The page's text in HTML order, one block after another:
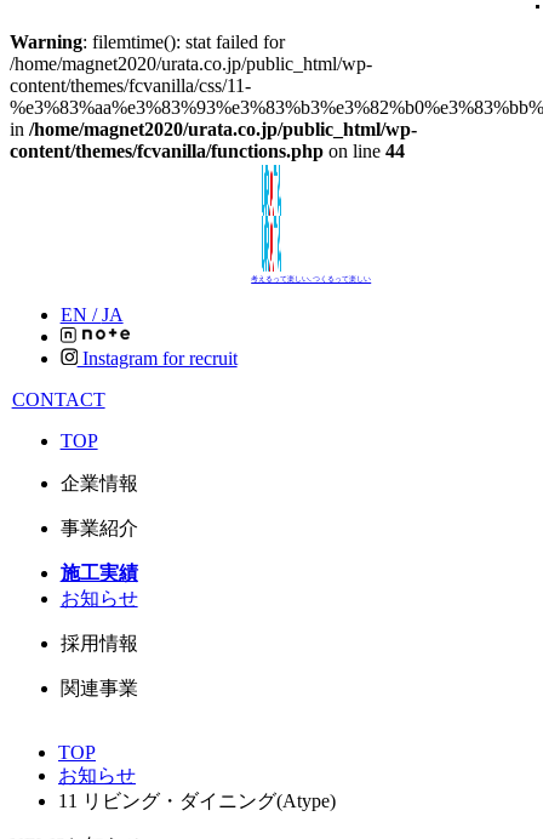
Warning: filemtime(): stat failed for
/home/magnet2020/urata.co.jp/public_html/wp-
content/themes/fcvanilla/css/11-
in /home/magnet2020/urata.co.jp/public_html/wp-
content/themes/fcvanilla/functions.php on line 44
考えるって楽しい､つくるって楽しい
EN /JA
Instagram for recruit
CONTACT
TOP
企業情報
事業紹介
施工実績
お知らせ
採用情報
関連事業
TOP
お知らせ
11 リビング・ダイニング(Atype)